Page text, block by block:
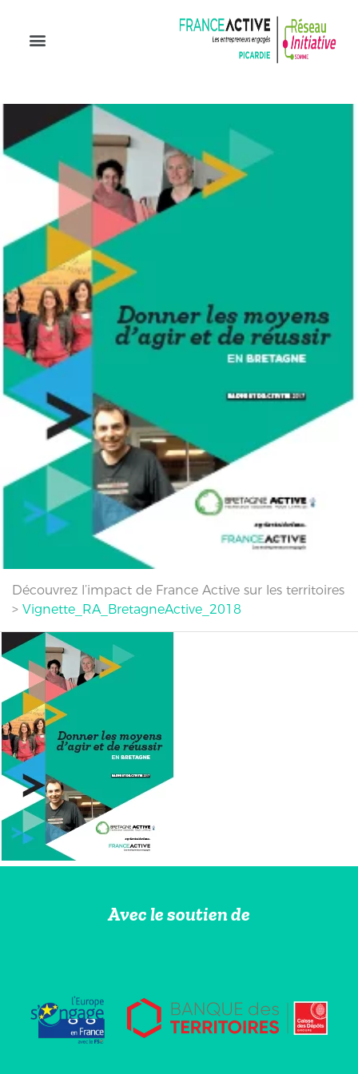
Découvrez l’impact de France Active sur les territoires
> Vignette_RA_BretagneActive_2018
Avec le soutien de